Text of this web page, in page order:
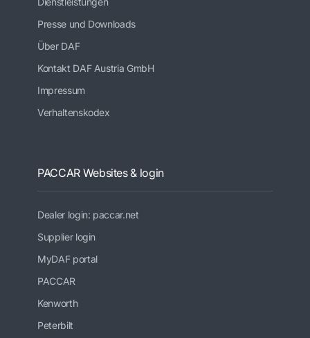
Presse und Downloads
Über DAF
Kontakt DAF Austria GmbH
Impressum
Verhaltenskodex
PACCAR Websites & login
Dealer login: paccar.net
Supplier login
MyDAF portal
PACCAR
Kenworth
Peterbilt